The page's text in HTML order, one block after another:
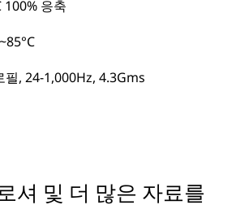
100% 응축
필, 24-1,000Hz, 4.3Gms
셔 및 더 많은 자료를